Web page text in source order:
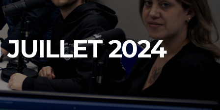
JUILLET 2024